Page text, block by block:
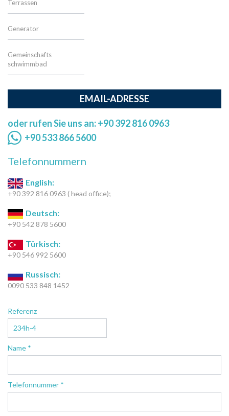
Terrassen
Generator
Gemeinschafts
schwimmbad
EMAIL-ADRESSE
oder rufen Sie uns an: +90 392 816 0963
+90 533 866 5600
Telefonnummern
English:
+90 392 816 0963 ( head office);
Deutsch:
+90 542 878 5600
Türkisch:
+90 546 992 5600
Russisch:
0090 533 848 1452
Referenz
Name *
Telefonnummer *